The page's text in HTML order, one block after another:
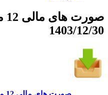
1403/12/30